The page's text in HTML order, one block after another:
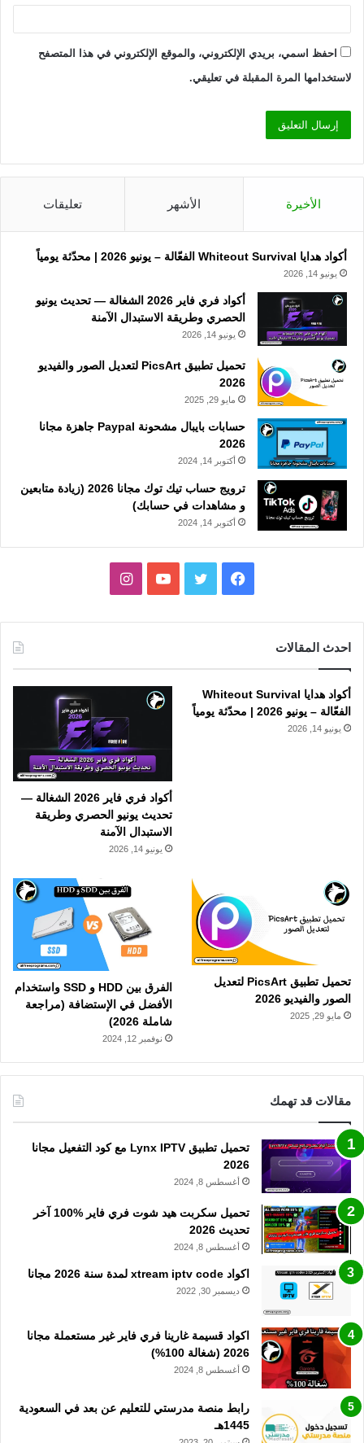
احفظ اسمي، بريدي الإلكتروني، والموقع الإلكتروني في هذا المتصفح
لاستخدامها المرة المقبلة في تعليقي.
الأخيرة الأشهر تعليقات
أكواد هدايا Whiteout Survival الفعّالة – يونيو 2026 | محدّثة يومياً
يونيو 14, 2026
أكواد فري فاير 2026 الشغالة — تحديث يونيو
الحصري وطريقة الاستبدال الآمنة
يونيو 14, 2026
تحميل تطبيق PicsArt لتعديل الصور والفيديو
2026
مايو 29, 2025
حسابات بايبال مشحونة Paypal جاهزة مجانا
2026
أكتوبر 14, 2024
ترويج حساب تيك توك مجانا 2026 (زيادة متابعين
و مشاهدات في حسابك)
أكتوبر 14, 2024
فيسبوك تويتر يوتيوبانستقرام
احدث المقالات
أكواد هدايا Whiteout Survival
الفعّالة – يونيو 2026 | محدّثة يومياً
يونيو 14, 2026
أكواد فري فاير 2026 الشغالة —
تحديث يونيو الحصري وطريقة
الاستبدال الآمنة
يونيو 14, 2026
تحميل تطبيق PicsArt لتعديل
الصور والفيديو 2026
مايو 29, 2025
الفرق بين HDD و SSD واستخدام
الأفضل في الإستضافة (مراجعة
شاملة 2026)
نوفمبر 12, 2024
مقالات قد تهمك
تحميل تطبيق Lynx IPTV مع كود التفعيل مجانا
2026
أغسطس 8, 2024
تحميل سكربت هيد شوت فري فاير %100 آخر
تحديث 2026
أغسطس 8, 2024
اكواد xtream iptv code لمدة سنة 2026 مجانا
ديسمبر 30, 2022
اكواد قسيمة غارينا فري فاير غير مستعملة مجانا
2026 (شغالة 100%)
أغسطس 8, 2024
رابط منصة مدرستي للتعليم عن بعد في السعودية
1445هـ